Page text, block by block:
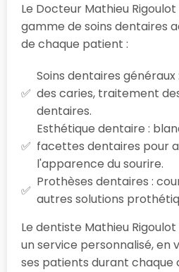
Le Docteur Mathieu
gamme de soins dentaires
de chaque patient :
Soins dentaires
des caries, traitement
dentaires.
Esthétique dentaire :
facettes dentaires pour
l'apparence du sourire.
Prothèses dentaires :
autres solutions
Le dentiste Mathieu
un service personnalisé, en
ses patients durant chaque